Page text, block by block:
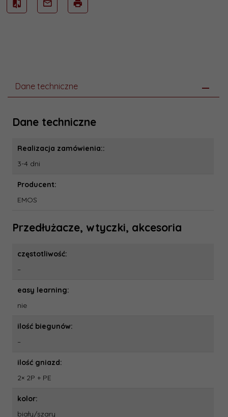
Dane techniczne
Dane techniczne
Realizacja zamówienia::
3-4 dni
Producent:
EMOS
Przedłużacze, wtyczki, akcesoria
częstotliwość:
–
easy learning:
nie
ilość biegunów:
–
ilość gniazd:
2× 2P + PE
kolor:
biały/szary